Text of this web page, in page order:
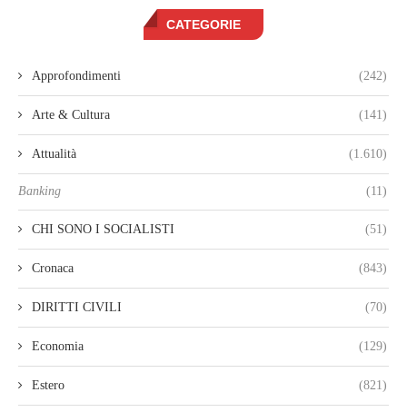
CATEGORIE
Approfondimenti (242)
Arte & Cultura (141)
Attualità (1.610)
Banking (11)
CHI SONO I SOCIALISTI (51)
Cronaca (843)
DIRITTI CIVILI (70)
Economia (129)
Estero (821)